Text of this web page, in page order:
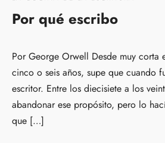
Por qué escribo
Por George Orwell Desde muy corta
cinco o seis años, supe que cuando
escritor. Entre los diecisiete a los
abandonar ese propósito, pero lo
que […]